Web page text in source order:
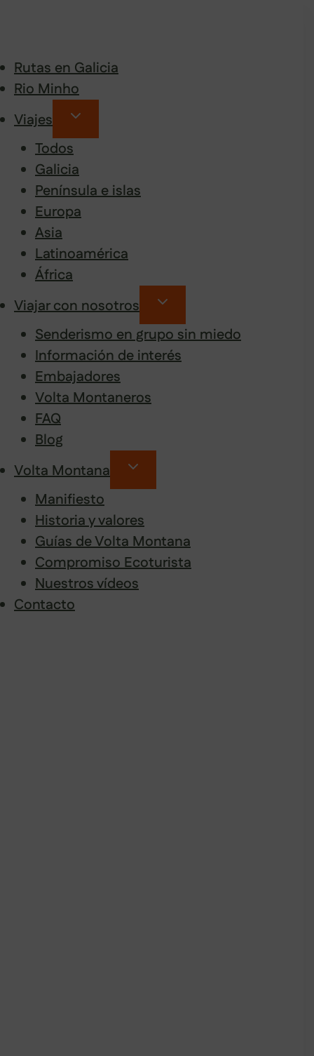
Rutas en Galicia
Rio Minho
Viajes
Todos
Galicia
Península e islas
Europa
Asia
Latinoamérica
África
Viajar con nosotros
Senderismo en grupo sin miedo
Información de interés
Embajadores
Volta Montaneros
FAQ
Blog
Volta Montana
Manifiesto
Historia y valores
Guías de Volta Montana
Compromiso Ecoturista
Nuestros vídeos
Contacto